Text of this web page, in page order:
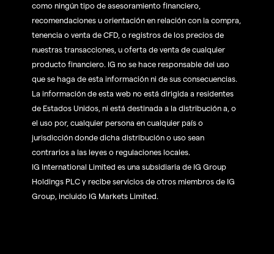
como ningún tipo de asesoramiento financiero,
recomendaciones u orientación en relación con la compra,
tenencia o venta de CFD, o registros de los precios de
nuestras transacciones, u oferta de venta de cualquier
producto financiero. IG no se hace responsable del uso
que se haga de esta información ni de sus consecuencias.
La información de esta web no está dirigida a residentes
de Estados Unidos, ni está destinada a la distribución a, o
el uso por, cualquier persona en cualquier país o
jurisdicción donde dicha distribución o uso sean
contrarios a las leyes o regulaciones locales.
IG International Limited es una subsidiaria de IG Group
Holdings PLC y recibe servicios de otros miembros de IG
Group, incluido IG Markets Limited.